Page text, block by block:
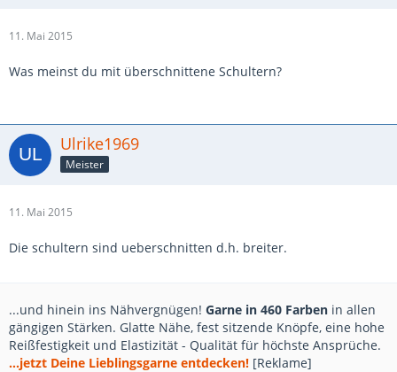
11. Mai 2015
Was meinst du mit überschnittene Schultern?
Ulrike1969
Meister
11. Mai 2015
Die schultern sind ueberschnitten d.h. breiter.
...und hinein ins Nähvergnügen! Garne in 460 Farben in allen
gängigen Stärken. Glatte Nähe, fest sitzende Knöpfe, eine hohe
Reißfestigkeit und Elastizität - Qualität für höchste Ansprüche.
...jetzt Deine Lieblingsgarne entdecken! [Reklame]